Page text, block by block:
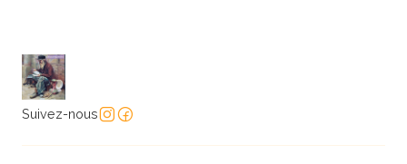
Suivez-nous